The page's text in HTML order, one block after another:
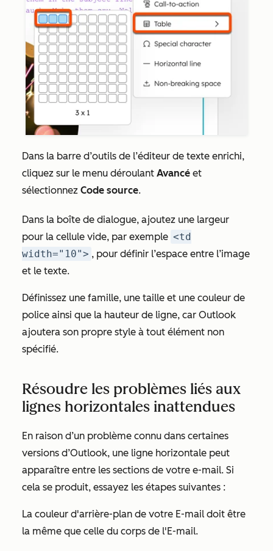
Dans la barre d’outils de l’éditeur de texte enrichi,
cliquez sur le menu déroulant Avancé et
sélectionnez Code source.
Dans la boîte de dialogue, ajoutez une largeur
pour la cellule vide, par exemple <td
width="10"> , pour définir l’espace entre l’image
et le texte.
Définissez une famille, une taille et une couleur de
police ainsi que la hauteur de ligne, car Outlook
ajoutera son propre style à tout élément non
spécifié.
Résoudre les problèmes liés aux
lignes horizontales inattendues
En raison d’un problème connu dans certaines
versions d’Outlook, une ligne horizontale peut
apparaître entre les sections de votre e-mail. Si
cela se produit, essayez les étapes suivantes :
La couleur d'arrière-plan de votre E-mail doit être
la même que celle du corps de l'E-mail.